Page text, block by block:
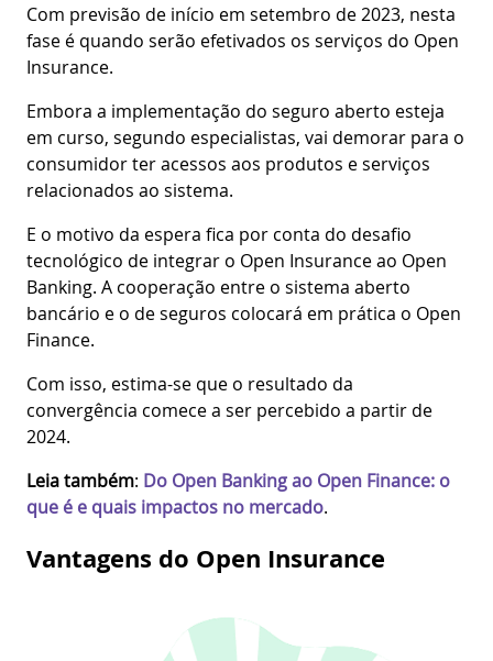
Com previsão de início em setembro de 2023, nesta
fase é quando serão efetivados os serviços do Open
Insurance.
Embora a implementação do seguro aberto esteja
em curso, segundo especialistas, vai demorar para o
consumidor ter acessos aos produtos e serviços
relacionados ao sistema.
E o motivo da espera fica por conta do desafio
tecnológico de integrar o Open Insurance ao Open
Banking. A cooperação entre o sistema aberto
bancário e o de seguros colocará em prática o Open
Finance.
Com isso, estima-se que o resultado da
convergência comece a ser percebido a partir de
2024.
Leia também: Do Open Banking ao Open Finance: o
que é e quais impactos no mercado.
Vantagens do Open Insurance